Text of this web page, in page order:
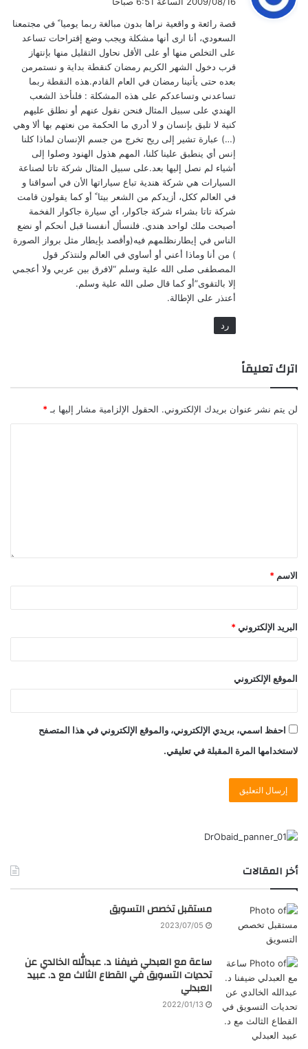
ل
قصة رائعة و واقعية نراها بدون مبالغة ربما يوميا ً في مجتمعنا
السعودي، أنا ارى أنها مشكلة ويجب وضع إقتراحات تساعد
على التخلص منها أو على الأقل نحاول التقليل منها بإنتهاز
قرب دخول الشهر الكريم رمضان كنقطة بداية و نستمرمن
بعده حتى يأتينا رمضان في العام القادم.هذه النقطة ربما
تساعدني وتساعدكم على هذه المشكلة : فلنأخذ الشعب
الهندي على سبيل المثال فنحن نقول عنهم أو نطلق عليهم
كنية لا تليق بإنسان و لا أدري ما الحكمة من نعتهم بها ألا وهي
(…) عبارة تشير إلى ريح تخرج من جسم الإنسان لماذا كلنا
إنس أي ينطبق علينا كلنا، المهم هذول الهنود وصلوا إلى
أشياء لم نصل إليها بعد.على سبيل المثال شركة تاتا لصناعة
السيارات هي شركة هندية تباع سياراتها الأن في أسواقنا و
في العالم ككل، أزيدكم من الشعر بيتا ً أو كما يقولون قامت
شركة تاتا بشراء شركة جاكوار، أي سيارة جاكوار الفخمة
أصبحت ملك لواحد هندي. فلنسأل أنفسنا قبل أنحكم أو نضع
الناس في إيطارنظلمهم فيه(وأقصد بإيطار مثل برواز الصورة
) من أنا وماذا أعني أو أساوي في العالم ولنتذكر قول
المصطفى صلى الله علية وسلم “لافرق بين عربي ولا أعجمي
إلا بالتقوى”أو كما قال صلى الله علية وسلم.
أعتذر على الإطالة.
رد
اترك تعليقاً
لن يتم نشر عنوان بريدك الإلكتروني. الحقول الإلزامية مشار إليها بـ *
الاسم *
البريد الإلكتروني *
الموقع الإلكتروني
احفظ اسمي، بريدي الإلكتروني، والموقع الإلكتروني في هذا المتصفح
لاستخدامها المرة المقبلة في تعليقي.
أخر المقالات
مستقبل تخصص التسويق
2023/07/05
ساعة مع العبدلي ضيفنا د. عبدالله الخالدي عن
تحديات التسويق في القطاع الثالث مع د. عبيد
العبدلي
2022/01/13